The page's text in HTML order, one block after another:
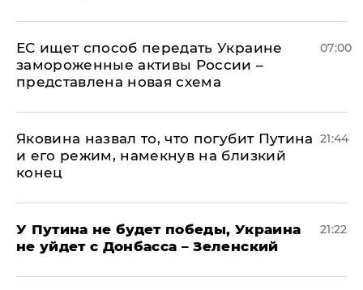
ЕС ищет способ передать Украине
замороженные активы России –
представлена новая схема
07:00
Яковина назвал то, что погубит Путина
и его режим, намекнув на близкий
конец
21:44
У Путина не будет победы, Украина
не уйдет с Донбасса – Зеленский
21:22